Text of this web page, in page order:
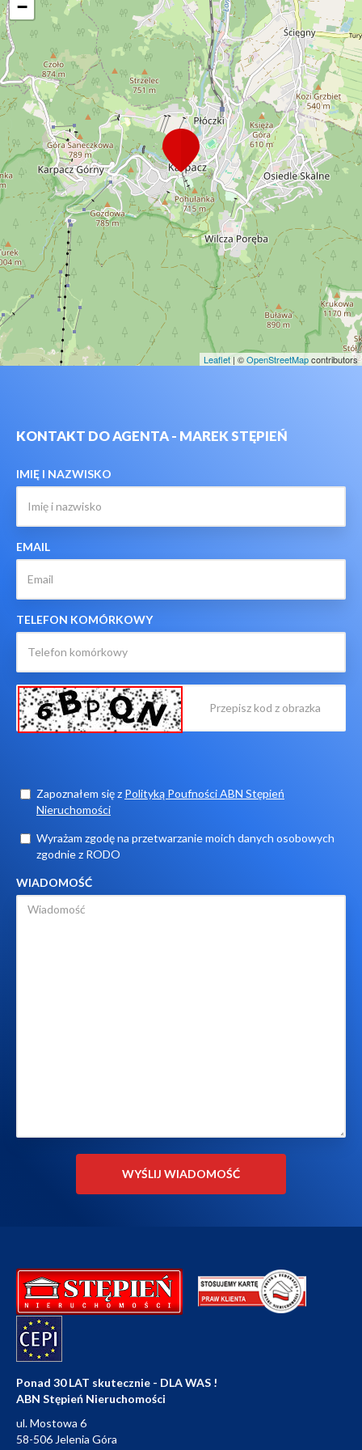
−
Leaflet | ©OpenStreetMapcontributors
KONTAKT DO AGENTA - MAREK STĘPIEŃ
IMIĘ I NAZWISKO
EMAIL
TELEFON KOMÓRKOWY
Zapoznałem się z Polityką Poufności ABN Stępień
Nieruchomości
Wyrażam zgodę na przetwarzanie moich danych osobowych
zgodnie z RODO
WIADOMOŚĆ
Ponad 30 LAT skutecznie - DLA WAS !
ABN Stępień Nieruchomości
ul. Mostowa 6
58-506 Jelenia Góra